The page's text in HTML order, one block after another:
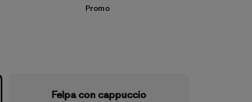
Promo
Felpa con cappuccio